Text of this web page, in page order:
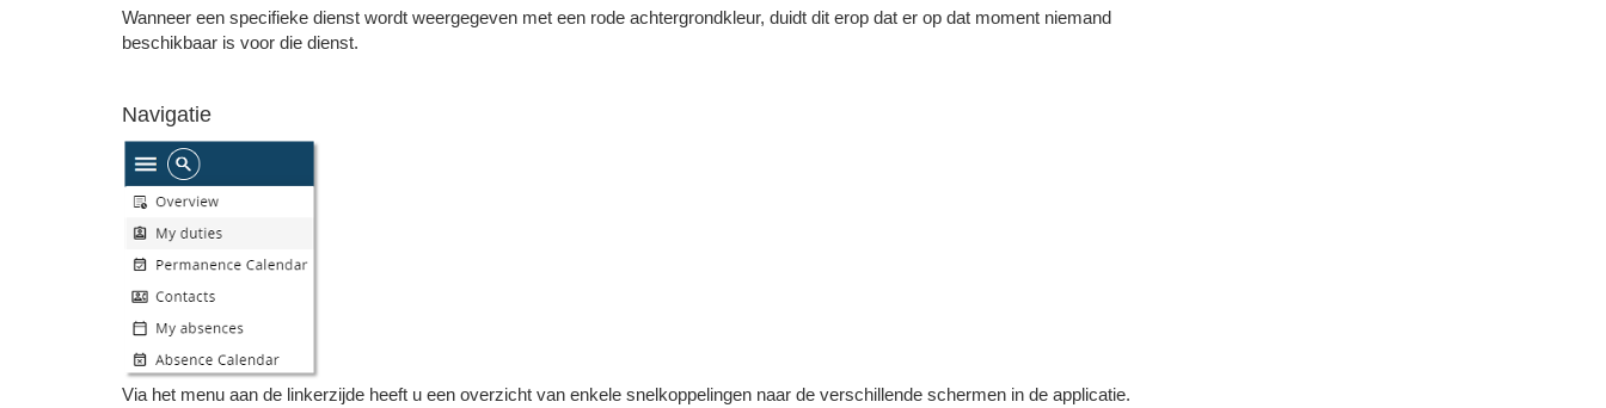
Wanneer een specifieke dienst wordt weergegeven met een rode achtergrondkleur, duidt dit erop dat er op dat moment niemand
beschikbaar is voor die dienst.
Navigatie
Via het menu aan de linkerzijde heeft u een overzicht van enkele snelkoppelingen naar de verschillende schermen in de applicatie.